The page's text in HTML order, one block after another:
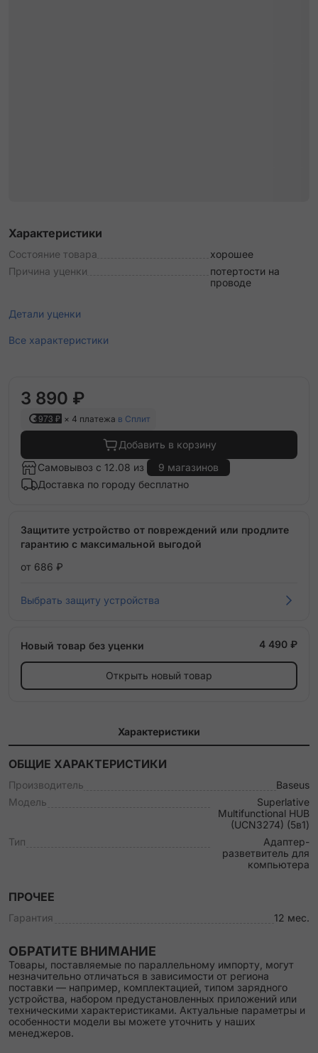
Характеристики
Состояние товара
хорошее
Причина уценки
потертости на
проводе
Детали уценки
Все характеристики
3 890 ₽
973 ₽ × 4 платежа в Сплит
Добавить в корзину
Самовывоз с 12.08 из
9 магазинов
Доставка по городу бесплатно
Защитите устройство от повреждений или продлите
гарантию с максимальной выгодой
от 686 ₽
Выбрать защиту устройства
Новый товар без уценки 4 490 ₽
Открыть новый товар
Характеристики
ОБЩИЕ ХАРАКТЕРИСТИКИ
Производитель
Baseus
Модель
Superlative
Multifunctional HUB
(UCN3274) (5в1)
Тип
Адаптер-
разветвитель для
компьютера
ПРОЧЕЕ
Гарантия 12 мес.
ОБРАТИТЕ ВНИМАНИЕ
Товары, поставляемые по параллельному импорту, могут
незначительно отличаться в зависимости от региона
поставки — например, комплектацией, типом зарядного
устройства, набором предустановленных приложений или
техническими характеристиками. Актуальные параметры и
особенности модели вы можете уточнить у наших
менеджеров.